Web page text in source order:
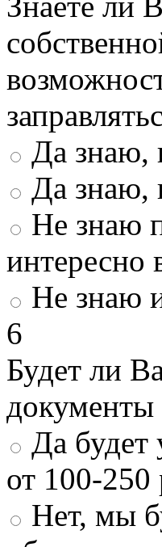
Да знаю,
Да знаю,
Не знаю
интересно
Не знаю
6
Будет ли
документы
Да будет
от 100-
Нет, мы